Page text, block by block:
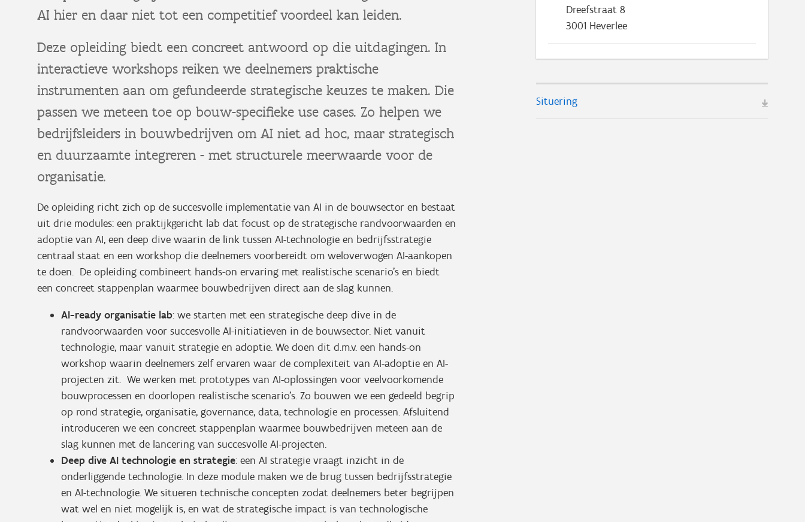
AI hier en daar niet tot een competitief voordeel kan leiden.
Deze opleiding biedt een concreet antwoord op die uitdagingen. In
interactieve workshops reiken we deelnemers praktische
instrumenten aan om gefundeerde strategische keuzes te maken. Die
passen we meteen toe op bouw-specifieke use cases. Zo helpen we
bedrijfsleiders in bouwbedrijven om AI niet ad hoc, maar strategisch
en duurzaamte integreren - met structurele meerwaarde voor de
organisatie.
De opleiding richt zich op de succesvolle implementatie van AI in de bouwsector en bestaat
uit drie modules: een praktijkgericht lab dat focust op de strategische randvoorwaarden en
adoptie van AI, een deep dive waarin de link tussen AI-technologie en bedrijfsstrategie
centraal staat en een workshop die deelnemers voorbereidt om weloverwogen AI-aankopen
te doen. De opleiding combineert hands-on ervaring met realistische scenario's en biedt
een concreet stappenplan waarmee bouwbedrijven direct aan de slag kunnen.
AI-ready organisatie lab: we starten met een strategische deep dive in de
randvoorwaarden voor succesvolle AI-initiatieven in de bouwsector. Niet vanuit
technologie, maar vanuit strategie en adoptie. We doen dit d.m.v. een hands-on
workshop waarin deelnemers zelf ervaren waar de complexiteit van AI-adoptie en AI-
projecten zit. We werken met prototypes van AI-oplossingen voor veelvoorkomende
bouwprocessen en doorlopen realistische scenario's. Zo bouwen we een gedeeld begrip
op rond strategie, organisatie, governance, data, technologie en processen. Afsluitend
introduceren we een concreet stappenplan waarmee bouwbedrijven meteen aan de
slag kunnen met de lancering van succesvolle AI-projecten.
Deep dive AI technologie en strategie: een AI strategie vraagt inzicht in de
onderliggende technologie. In deze module maken we de brug tussen bedrijfsstrategie
en AI-technologie. We situeren technische concepten zodat deelnemers beter begrijpen
wat wel en niet mogelijk is, en wat de strategische impact is van technologische
Dreefstraat 8
3001 Heverlee
Situering